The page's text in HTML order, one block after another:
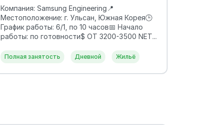
Компания: Samsung Engineering📍
Местоположение: г. Ульсан, Южная Корея🕒
График работы: 6/1, по 10 часов📅 Начало
работы: по готовности$ ОТ 3200-3500 NET...
Полная занятость Дневной Жильё